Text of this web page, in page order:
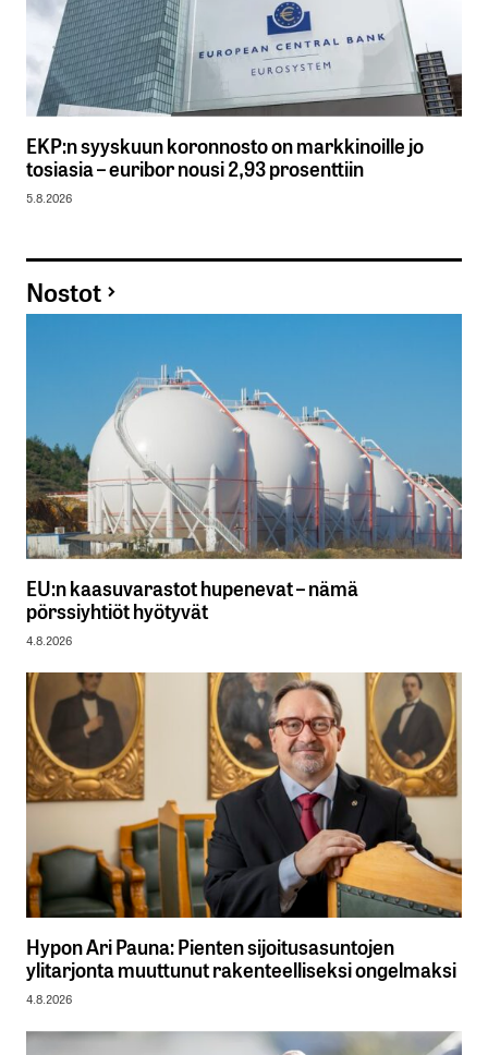
EKP:n syyskuun koronnosto on markkinoille jo
tosiasia – euribor nousi 2,93 prosenttiin
5.8.2026
Nostot
EU:n kaasuvarastot hupenevat – nämä
pörssiyhtiöt hyötyvät
4.8.2026
Hypon Ari Pauna: Pienten sijoitusasuntojen
ylitarjonta muuttunut rakenteelliseksi ongelmaksi
4.8.2026